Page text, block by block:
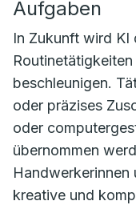
Aufgaben
In Zukunft wird KI
beschleunigen.
oder präzises
oder
übernommen
Handwerkerinnen
kreative und